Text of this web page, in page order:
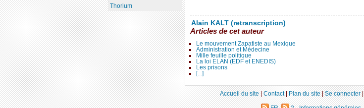
Alain KALT (retranscription)
Articles de cet auteur
Le mouvement Zapatiste au Mexique
Administration et Médecine
Mille feuille politique
La loi ELAN (EDF et ENEDIS)
Les prisons
[...]
Thorium
Accueil du site|Contact|Plan du site|Se connecter